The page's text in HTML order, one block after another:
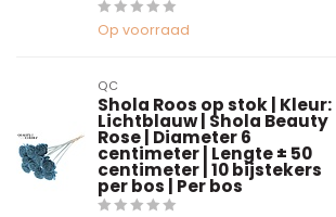
Op voorraad
QC
Shola Roos op stok | Kleur:
Lichtblauw | Shola Beauty
Rose | Diameter 6
centimeter | Lengte ± 50
centimeter | 10 bijstekers
per bos | Per bos